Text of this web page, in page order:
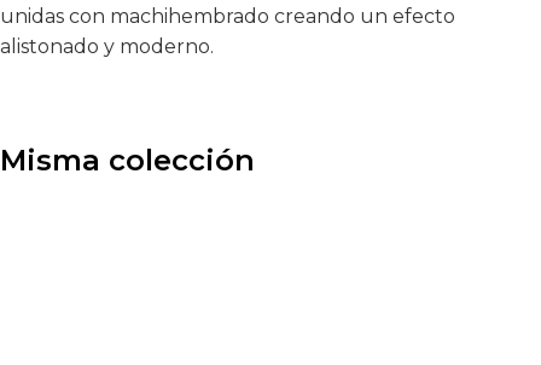
unidas con machihembrado creando un efecto
alistonado y moderno.
Misma colección